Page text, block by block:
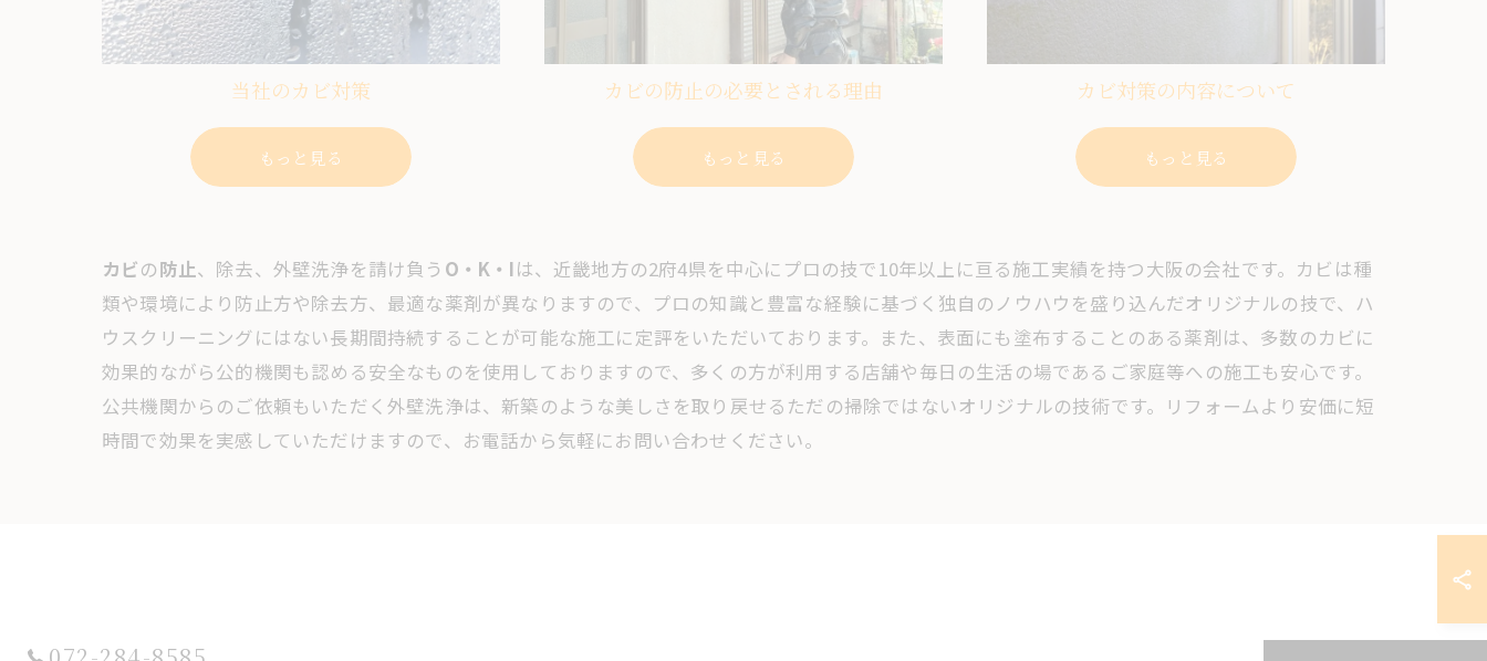
当社のカビ対策
もっと見る
カビの防止の必要とされる理由
もっと見る
カビ対策の内容について
もっと見る
カビの防止、除去、外壁洗浄を請け負う O・K・Iは、近畿地方の2府4県を中心にプロの技で10年以上に亘る施工実績を持つ大阪の会社です。カビは種
類や環境により防止方や除去方、最適な薬剤が異なりますので、プロの知識と豊富な経験に基づく独自のノウハウを盛り込んだオリジナルの技で、ハ
ウスクリーニングにはない長期間持続することが可能な施工に定評をいただいております。また、表面にも塗布することのある薬剤は、多数のカビに
効果的ながら公的機関も認める安全なものを使用しておりますので、多くの方が利用する店舗や毎日の生活の場であるご家庭等への施工も安心です。
公共機関からのご依頼もいただく外壁洗浄は、新築のような美しさを取り戻せるただの掃除ではないオリジナルの技術です。リフォームより安価に短
時間で効果を実感していただけますので、お電話から気軽にお問い合わせください。